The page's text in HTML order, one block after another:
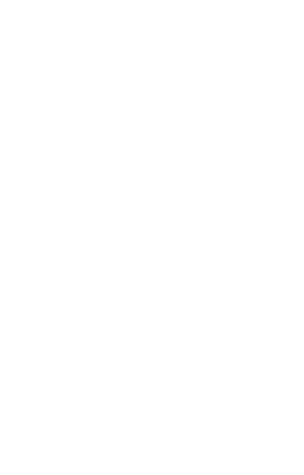
des questions.